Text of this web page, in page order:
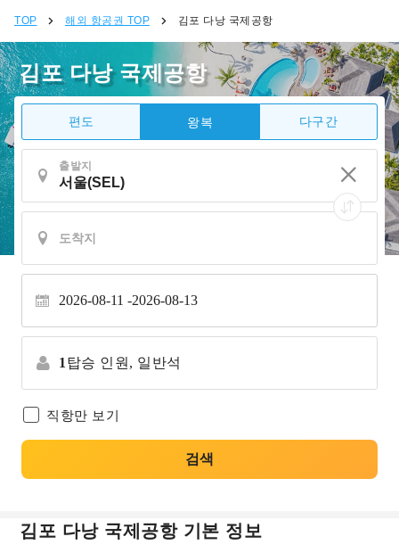
TOP 해외 항공권 TOP 김포 다낭 국제공항
김포 다낭 국제공항
편도 왕복 다구간
출발지
2026-08-11 2026-08-13
1 탑승 인원, 일반석
직항만 보기
검색
김포 다낭 국제공항 기본 정보